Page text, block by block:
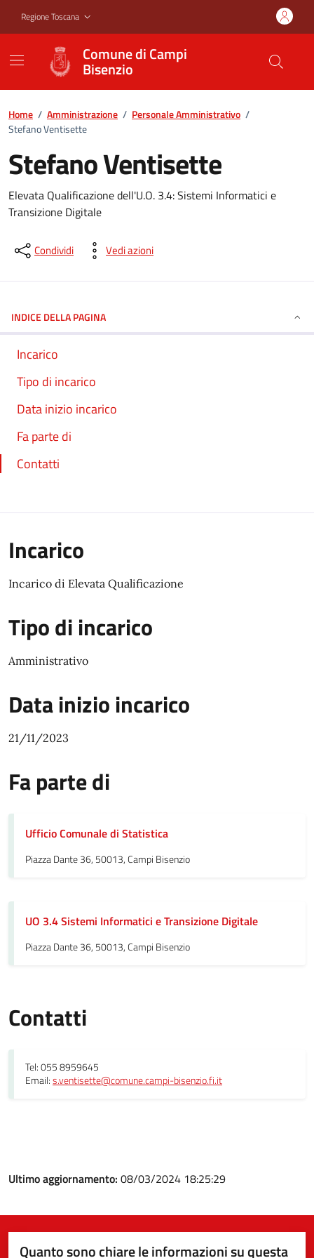
Regione Toscana
Comune di Campi
Bisenzio
Home / Amministrazione / Personale Amministrativo /
Stefano Ventisette
Stefano Ventisette
Elevata Qualificazione dell'U.O. 3.4: Sistemi Informatici e
Transizione Digitale
Condividi Vedi azioni
INDICE DELLA PAGINA
Incarico
Tipo di incarico
Data inizio incarico
Fa parte di
Contatti
Incarico
Incarico di Elevata Qualificazione
Tipo di incarico
Amministrativo
Data inizio incarico
21/11/2023
Fa parte di
Ufficio Comunale di Statistica
Piazza Dante 36, 50013, Campi Bisenzio
UO 3.4 Sistemi Informatici e Transizione Digitale
Piazza Dante 36, 50013, Campi Bisenzio
Contatti
Tel: 055 8959645
Email:s.ventisette@comune.campi-bisenzio.fi.it
Ultimo aggiornamento: 08/03/2024 18:25:29
Quanto sono chiare le informazioni su questa